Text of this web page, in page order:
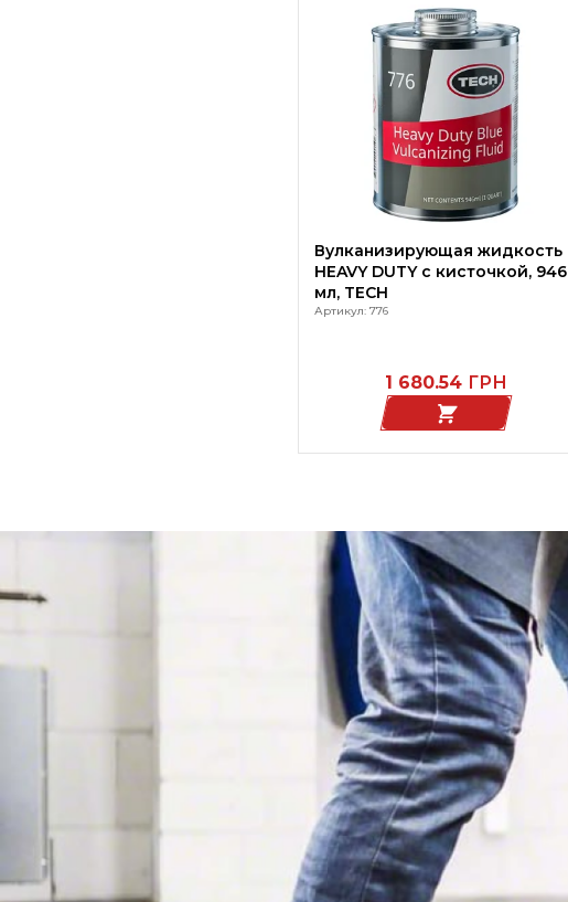
Вулканизирующая жидкость
HEAVY DUTY с кисточкой, 946
мл, TECH
Артикул: 776
1 680.54 ГРН